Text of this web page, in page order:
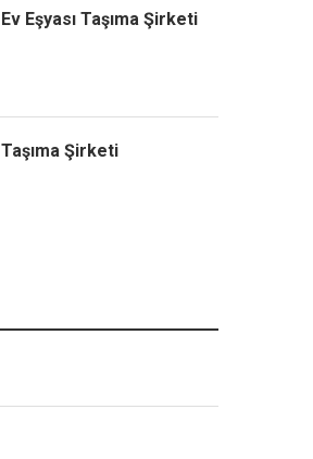
Ev Eşyası Taşıma Şirketi
Taşıma Şirketi